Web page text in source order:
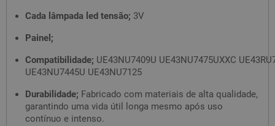
Cada lâmpada led tensão; 3V
Painel;
Compatibilidade; UE43NU7409U UE43NU7475UXXC
UE43NU7445U UE43NU7125
Durabilidade; Fabricado com materiais de alta qualidade,
garantindo uma vida útil longa mesmo após uso
contínuo e intenso.